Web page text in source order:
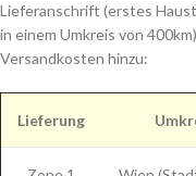
Lieferanschrift (erstes
in einem Umkreis von
Versandkosten hinzu:
Lieferung